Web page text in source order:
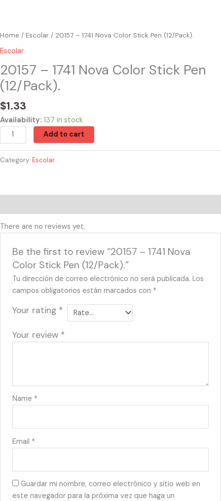
Home / Escolar / 20157 – 1741 Nova Color Stick Pen (12/Pack).
Escolar
20157 – 1741 Nova Color Stick Pen
(12/Pack).
$1.33
Availability: 137 in stock
Add to cart
Category: Escolar
There are no reviews yet.
Be the first to review “20157 – 1741 Nova
Color Stick Pen (12/Pack).”
Tu dirección de correo electrónico no será publicada. Los
campos obligatorios están marcados con *
Your rating *
Your review *
Name *
Email *
Guardar mi nombre, correo electrónico y sitio web en
este navegador para la próxima vez que haga un